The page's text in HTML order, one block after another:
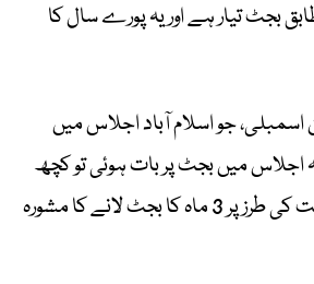
بجٹ تیار ہے اور یہ پورے سال کا
جو اسلام آباد اجلاس میں
اجلاس میں بجٹ پر بات ہوئی تو کچھ
اراکین نے نگران حکومت کی طرز پر 3 ماہ کا بجٹ لانے کا مشورہ